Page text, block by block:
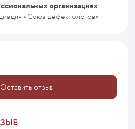
организациях
«Союз дефектологов»
Оставить отзыв